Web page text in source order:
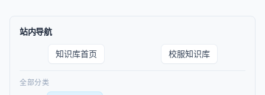
站内导航
知识库首页 校服知识库
全部分类